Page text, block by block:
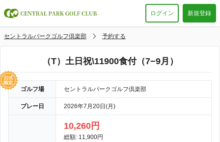
ログイン 新規登録
セントラルパークゴルフ倶楽部 予約する
（T）土日祝\11900食付（7−9月）
ゴルフ場 セントラルパークゴルフ倶楽部
プレー日 2026年7月20日(月)
10,260円
総額: 11,900円